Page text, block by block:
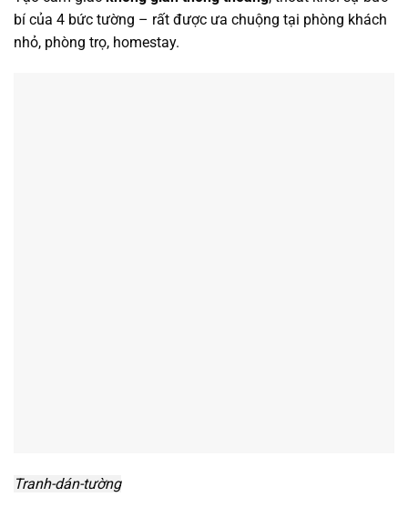
bí của 4 bức tường – rất được ưa chuộng tại phòng khách
nhỏ, phòng trọ, homestay.
Tranh-dán-tường